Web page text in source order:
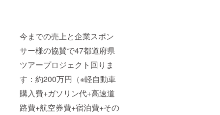
今までの売上と企業スポン
サー様の協賛で47都道府県
ツアープロジェクト回りま
す：約200万円（※軽自動車
購入費+ガソリン代+高速道
路費+航空券費+宿泊費+その